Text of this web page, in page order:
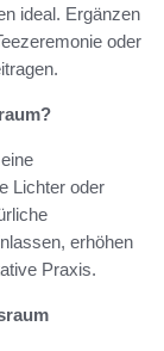
ideal. Ergänzen
oder
Lichter oder
erhöhen
Praxis.